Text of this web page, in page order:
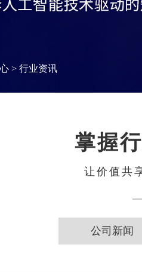
> 行业资讯
掌握
让价值共
公司新闻